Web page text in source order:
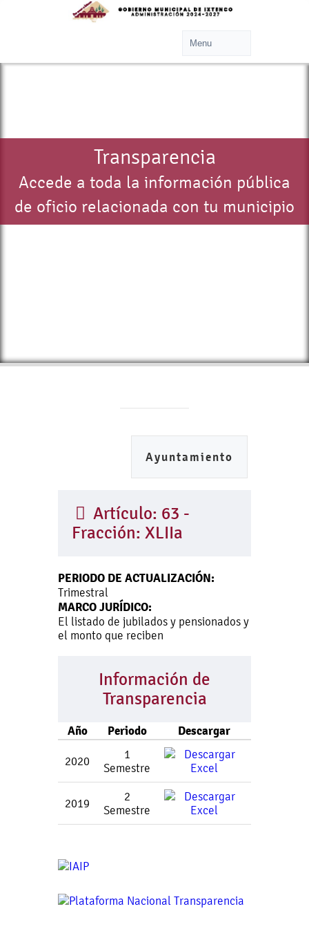
Transparencia
Accede a toda la información pública
de oficio relacionada con tu municipio
Ayuntamiento
Artículo: 63 -
Fracción: XLIIa
PERIODO DE ACTUALIZACIÓN:
Trimestral
MARCO JURÍDICO:
El listado de jubilados y pensionados y
el monto que reciben
Información de
Transparencia
Año Periodo Descargar
2020
1
Semestre
2019
2
Semestre